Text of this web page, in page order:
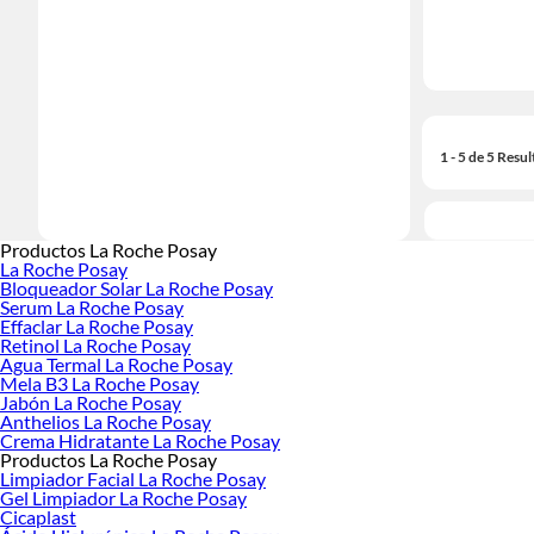
1 - 5 de 5
Productos La Roche Posay
La Roche Posay
Bloqueador Solar La Roche Posay
Serum La Roche Posay
Effaclar La Roche Posay
Retinol La Roche Posay
Agua Termal La Roche Posay
Mela B3 La Roche Posay
Jabón La Roche Posay
Anthelios La Roche Posay
Crema Hidratante La Roche Posay
Productos La Roche Posay
Limpiador Facial La Roche Posay
Gel Limpiador La Roche Posay
Cicaplast